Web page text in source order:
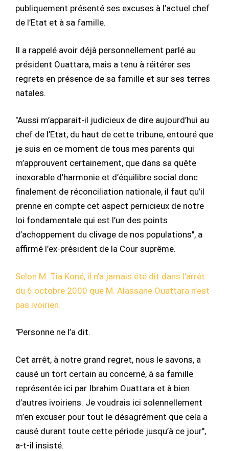
publiquement présenté ses excuses à l’actuel chef
de l’Etat et à sa famille.
Il a rappelé avoir déjà personnellement parlé au
président Ouattara, mais a tenu à réitérer ses
regrets en présence de sa famille et sur ses terres
natales.
"Aussi m’apparait-il judicieux de dire aujourd’hui au
chef de l’Etat, du haut de cette tribune, entouré que
je suis en ce moment de tous mes parents qui
m’approuvent certainement, que dans sa quête
inexorable d’harmonie et d’équilibre social donc
finalement de réconciliation nationale, il faut qu’il
prenne en compte cet aspect pernicieux de notre
loi fondamentale qui est l’un des points
d’achoppement du clivage de nos populations", a
affirmé l’ex-président de la Cour suprême.
Selon M. Tia Koné, il n’a jamais été dit dans l’arrêt
du 6 octobre 2000 que M. Alassane Ouattara n’est
pas ivoirien.
"Personne ne l’a dit.
Cet arrêt, à notre grand regret, nous le savons, a
causé un tort certain au concerné, à sa famille
représentée ici par Ibrahim Ouattara et à bien
d’autres ivoiriens. Je voudrais ici solennellement
m’en excuser pour tout le désagrément que cela a
causé durant toute cette période jusqu’à ce jour",
a-t-il insisté.